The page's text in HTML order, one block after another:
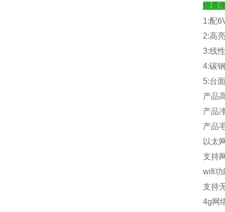
煜景
1:配
2:高
3:线
4:碳
5:台
产品
产品
产品
以太
支持
wifi功
支持
4g网